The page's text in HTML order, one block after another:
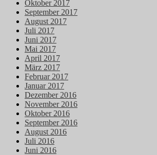
Oktober 2017
September 2017
August 2017
Juli 2017
Juni 2017
Mai 2017
April 2017
März 2017
Februar 2017
Januar 2017
Dezember 2016
November 2016
Oktober 2016
September 2016
August 2016
Juli 2016
Juni 2016